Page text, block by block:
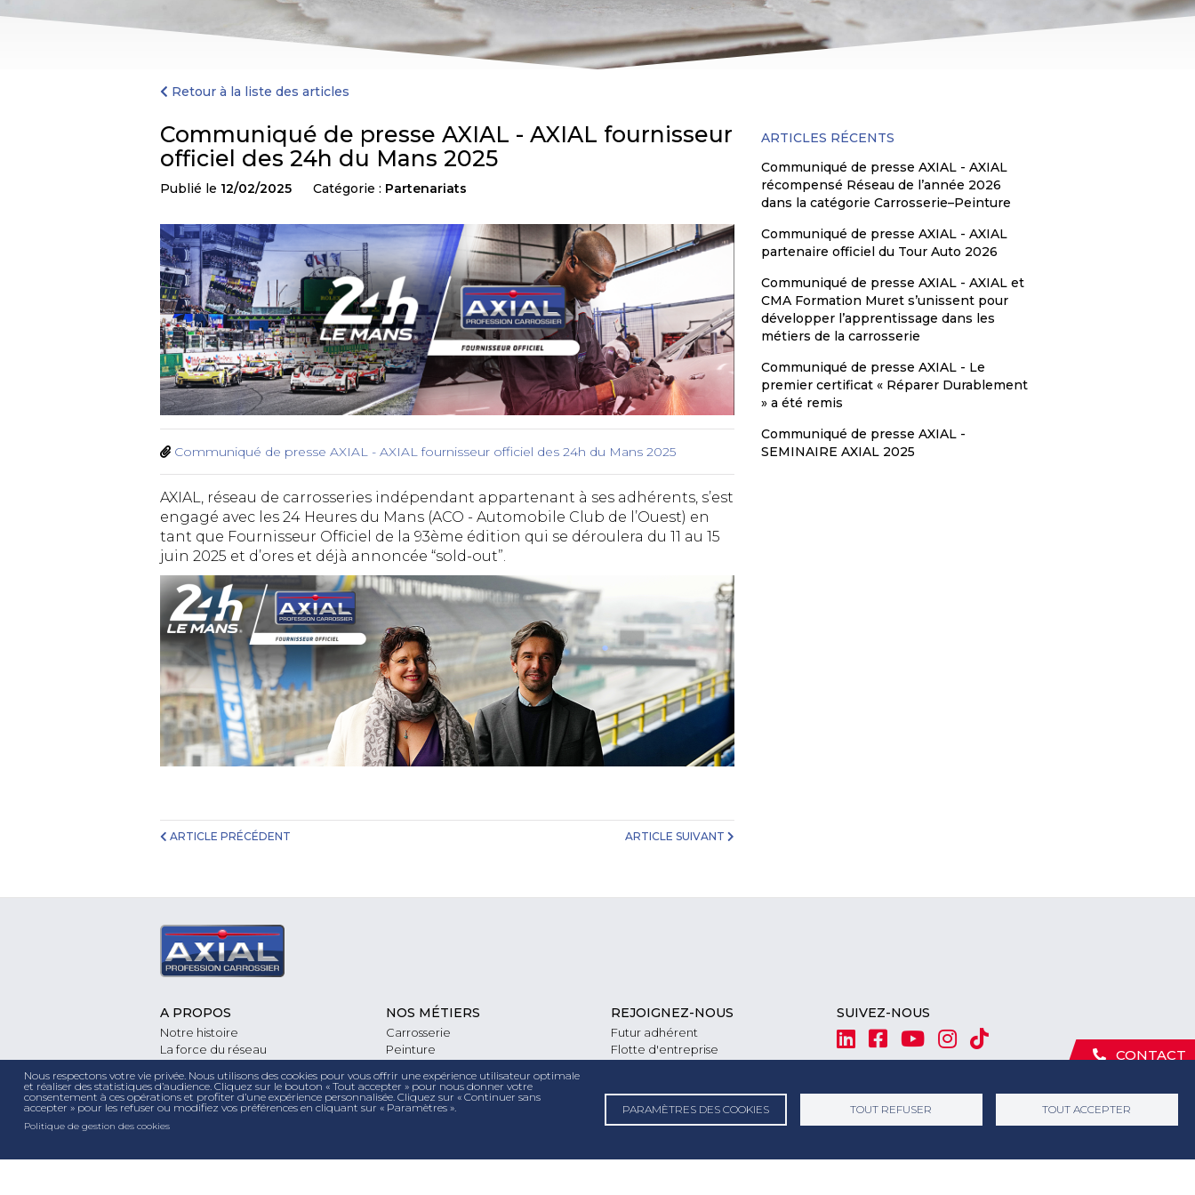
Retour à la liste des articles
Communiqué de presse AXIAL - AXIAL fournisseur
officiel des 24h du Mans 2025
Publié le 12/02/2025 Catégorie : Partenariats
Communiqué de presse AXIAL - AXIAL fournisseur officiel des 24h du Mans 2025
AXIAL, réseau de carrosseries indépendant appartenant à ses adhérents, s’est
engagé avec les 24 Heures du Mans (ACO - Automobile Club de l’Ouest) en
tant que Fournisseur Officiel de la 93ème édition qui se déroulera du 11 au 15
juin 2025 et d’ores et déjà annoncée “sold-out”.
ARTICLE PRÉCÉDENT ARTICLE SUIVANT
ARTICLES RÉCENTS
Communiqué de presse AXIAL - AXIAL
récompensé Réseau de l’année 2026
dans la catégorie Carrosserie–Peinture
Communiqué de presse AXIAL - AXIAL
partenaire officiel du Tour Auto 2026
Communiqué de presse AXIAL - AXIAL et
CMA Formation Muret s’unissent pour
développer l’apprentissage dans les
métiers de la carrosserie
Communiqué de presse AXIAL - Le
premier certificat « Réparer Durablement
» a été remis
Communiqué de presse AXIAL -
SEMINAIRE AXIAL 2025
CONTACT
A PROPOS
Notre histoire
La force du réseau
Nos garanties
Nos engagements
Notre démarche RSE
Espace presse
NOS MÉTIERS
Carrosserie
Peinture
Vitrage
Pneumatique
REJOIGNEZ-NOUS
Futur adhérent
Flotte d'entreprise
SUIVEZ-NOUS
Nous respectons votre vie privée. Nous utilisons des cookies pour vous offrir une expérience utilisateur optimale
et réaliser des statistiques d’audience. Cliquez sur le bouton « Tout accepter » pour nous donner votre
consentement à ces opérations et profiter d’une expérience personnalisée. Cliquez sur « Continuer sans
accepter » pour les refuser ou modifiez vos préférences en cliquant sur « Paramètres ».
Politique de gestion des cookies
PARAMÈTRES DES COOKIES TOUT REFUSER TOUT ACCEPTER